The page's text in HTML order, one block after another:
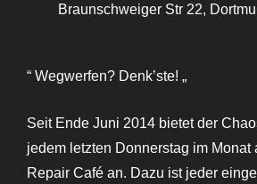
Braunschweiger Str 22,
“ Wegwerfen? Denk’ste! „
Seit Ende Juni 2014 bietet der
jedem letzten Donnerstag im Monat
Repair Café an. Dazu ist jeder